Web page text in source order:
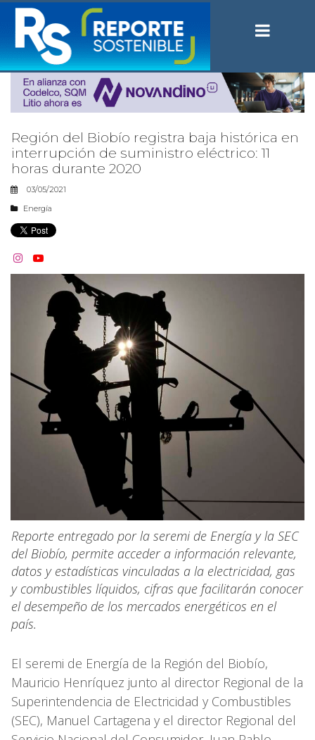
Región del Biobío registra baja histórica en
interrupción de suministro eléctrico: 11
horas durante 2020
03/05/2021
Energía
 
Reporte entregado por la seremi de Energía y la SEC
del Biobío, permite acceder a información relevante,
datos y estadísticas vinculadas a la electricidad, gas
y combustibles líquidos, cifras que facilitarán conocer
el desempeño de los mercados energéticos en el
país.
El seremi de Energía de la Región del Biobío,
Mauricio Henríquez junto al director Regional de la
Superintendencia de Electricidad y Combustibles
(SEC), Manuel Cartagena y el director Regional del